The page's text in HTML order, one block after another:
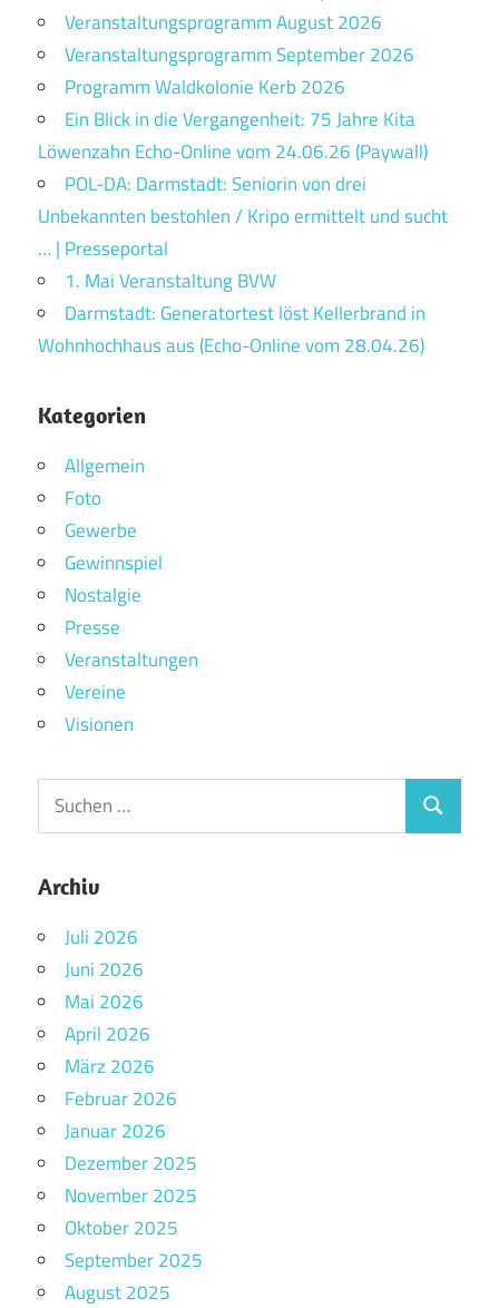
Veranstaltungsprogramm August 2026
Veranstaltungsprogramm September 2026
Programm Waldkolonie Kerb 2026
Ein Blick in die Vergangenheit: 75 Jahre Kita
Löwenzahn Echo-Online vom 24.06.26 (Paywall)
POL-DA: Darmstadt: Seniorin von drei
Unbekannten bestohlen / Kripo ermittelt und sucht
… | Presseportal
1. Mai Veranstaltung BVW
Darmstadt: Generatortest löst Kellerbrand in
Wohnhochhaus aus (Echo-Online vom 28.04.26)
Kategorien
Allgemein
Foto
Gewerbe
Gewinnspiel
Nostalgie
Presse
Veranstaltungen
Vereine
Visionen
Archiv
Juli 2026
Juni 2026
Mai 2026
April 2026
März 2026
Februar 2026
Januar 2026
Dezember 2025
November 2025
Oktober 2025
September 2025
August 2025